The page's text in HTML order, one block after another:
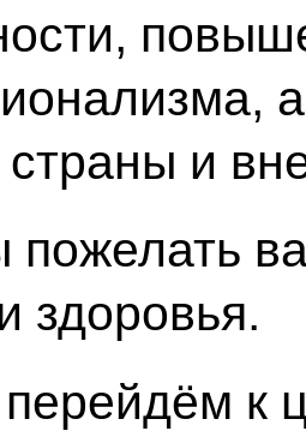
страны и
пожелать
здоровья.
к